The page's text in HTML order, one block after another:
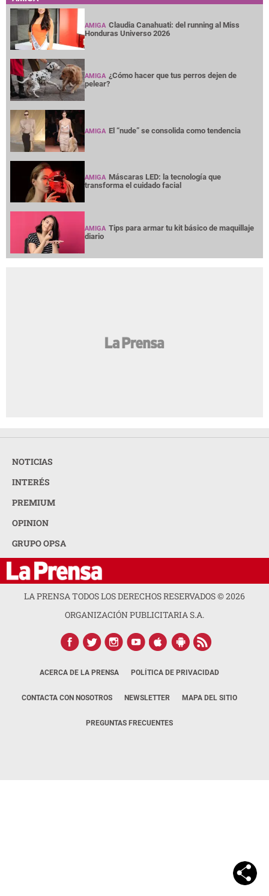
AMIGA Claudia Canahuati: del running al Miss
Honduras Universo 2026
AMIGA ¿Cómo hacer que tus perros dejen de
pelear?
AMIGA El “nude” se consolida como tendencia
AMIGA Máscaras LED: la tecnología que
transforma el cuidado facial
AMIGA Tips para armar tu kit básico de maquillaje
diario
NOTICIAS
INTERÉS
PREMIUM
OPINION
GRUPO OPSA
LA PRENSA TODOS LOS DERECHOS RESERVADOS ©2026
ORGANIZACIÓN PUBLICITARIA S.A.
ACERCA DE LA PRENSA POLÍTICA DE PRIVACIDAD
CONTACTA CON NOSOTROS NEWSLETTER MAPA DEL SITIO
PREGUNTAS FRECUENTES